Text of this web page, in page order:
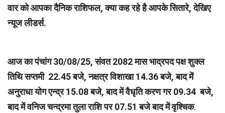
वार को आपका दैनिक राशिफल, क्या कह रहे है आपके सितारे, देखिए
न्यूज लीडर्स.
आज का पंचांग 30/08/25, संवत 2082 मास भाद्रपद पक्ष शुक्ल
तिथि सप्तमी 22.45 बजे, नक्षत्र विशाखा 14.36 बजे, बाद में
अनुराधा योग एन्द्र 15.08 बजे, बाद में वैधृति करण गर 09.34 बजे,
बाद में वनिज चन्द्रमा तुला राशि पर 07.51 बजे बाद में वृश्चिक.